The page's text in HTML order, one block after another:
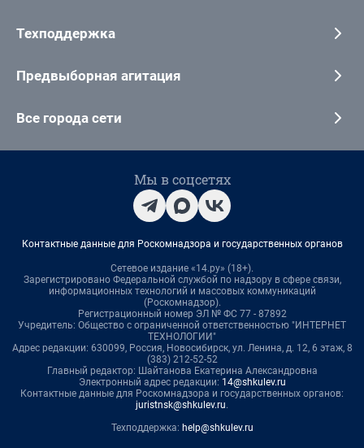
Техподдержка
Предвыборная агитация
Все города сети
Мы в соцсетях
Контактные данные для Роскомнадзора и государственных органов
Сетевое издание «14.ру» (18+).
Зарегистрировано Федеральной службой по надзору в сфере связи,
информационных технологий и массовых коммуникаций
(Роскомнадзор).
Регистрационный номер ЭЛ № ФС 77 - 87892
Учредитель: Общество с ограниченной ответственностью "ИНТЕРНЕТ
ТЕХНОЛОГИИ"
Адрес редакции: 630099, Россия, Новосибирск, ул. Ленина, д. 12, 6 этаж, 8
(383) 212-52-52
Главный редактор: Шайтанова Екатерина Александровна
Электронный адрес редакции: 14@shkulev.ru
Контактные данные для Роскомнадзора и государственных органов:
juristnsk@shkulev.ru.
Техподдержка: help@shkulev.ru